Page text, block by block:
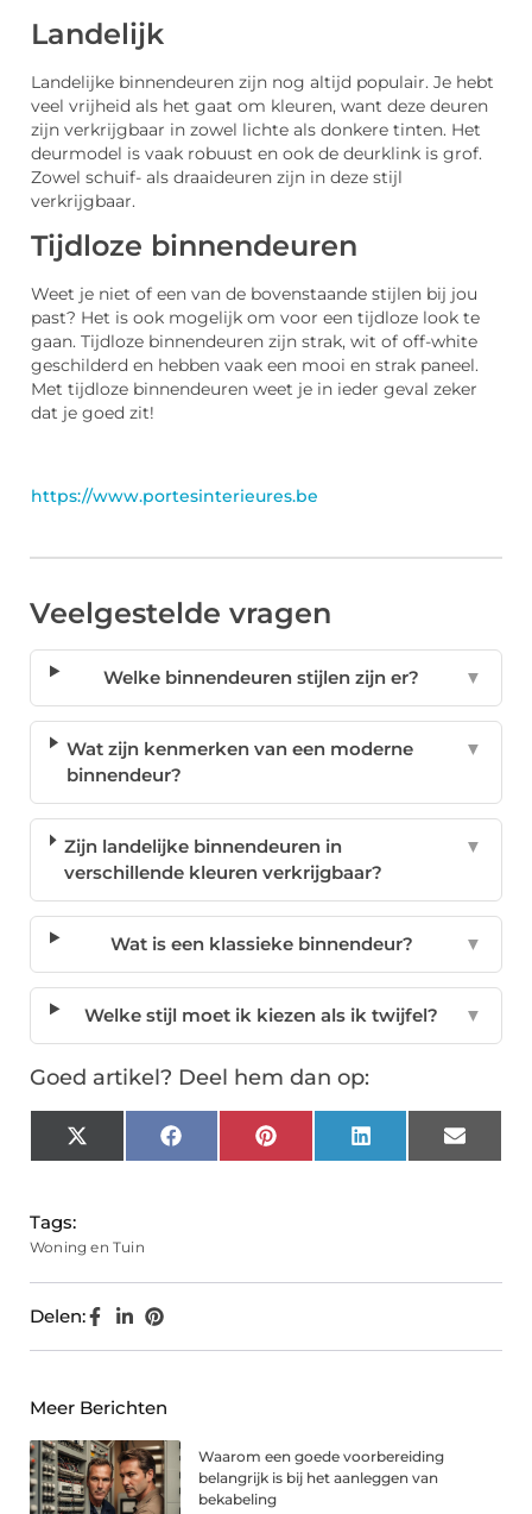
Landelijk
Landelijke binnendeuren zijn nog altijd populair. Je hebt
veel vrijheid als het gaat om kleuren, want deze deuren
zijn verkrijgbaar in zowel lichte als donkere tinten. Het
deurmodel is vaak robuust en ook de deurklink is grof.
Zowel schuif- als draaideuren zijn in deze stijl
verkrijgbaar.
Tijdloze binnendeuren
Weet je niet of een van de bovenstaande stijlen bij jou
past? Het is ook mogelijk om voor een tijdloze look te
gaan. Tijdloze binnendeuren zijn strak, wit of off-white
geschilderd en hebben vaak een mooi en strak paneel.
Met tijdloze binnendeuren weet je in ieder geval zeker
dat je goed zit!
https://www.portesinterieures.be
Veelgestelde vragen
Welke binnendeuren stijlen zijn er? ▼
Wat zijn kenmerken van een moderne
binnendeur?
▼
Zijn landelijke binnendeuren in
verschillende kleuren verkrijgbaar?
▼
Wat is een klassieke binnendeur? ▼
Welke stijl moet ik kiezen als ik twijfel? ▼
Goed artikel? Deel hem dan op:
X
(Twitter)
FacebookPinterest LinkedIn Email
Tags:
Woning en Tuin
Delen:
Meer Berichten
Waarom een goede voorbereiding
belangrijk is bij het aanleggen van
bekabeling